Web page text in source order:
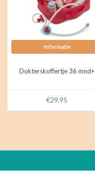
Informatie
Dokterskoffertje 36 mnd+
€29,95